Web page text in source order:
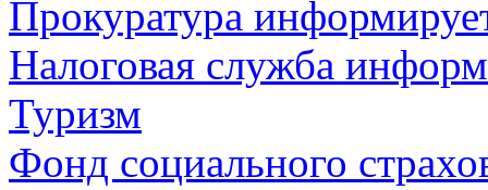
Прокуратура
Налоговая служба
Туризм
Фонд социального